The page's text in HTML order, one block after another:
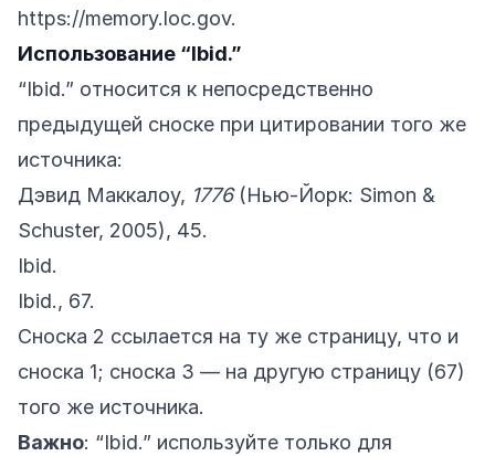
https://memory.loc.gov.
Использование “Ibid.”
“Ibid.” относится к непосредственно
предыдущей сноске при цитировании того же
источника:
Дэвид Маккалоу, 1776(Нью-Йорк: Simon &
Schuster, 2005), 45.
Ibid.
Ibid., 67.
Сноска 2 ссылается на ту же страницу, что и
сноска 1; сноска 3 — на другую страницу (67)
того же источника.
Важно: “Ibid.” используйте только для